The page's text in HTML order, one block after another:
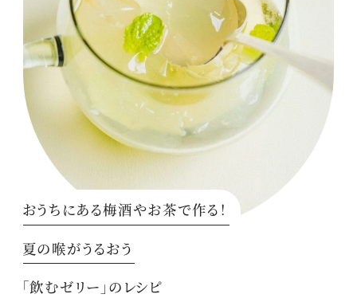
おうちにある梅酒やお茶で作る！
夏の喉がうるおう
「飲むゼリー」のレシピ